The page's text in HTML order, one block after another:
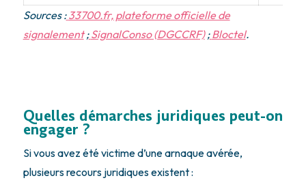
Sources : 33700.fr, plateforme officielle de
signalement; SignalConso (DGCCRF); Bloctel.
Quelles démarches juridiques peut-on
engager ?
Si vous avez été victime d’une arnaque avérée,
plusieurs recours juridiques existent :